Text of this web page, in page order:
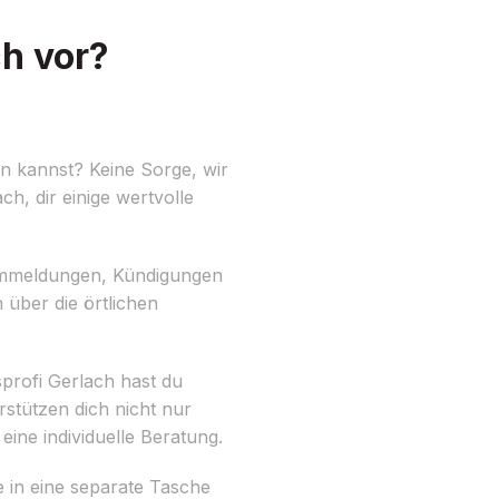
vor?
kannst? Keine Sorge, wir
dir einige wertvolle
Kündigungen
über die örtlichen
Gerlach hast du
dich nicht nur
individuelle Beratung.
eine separate Tasche